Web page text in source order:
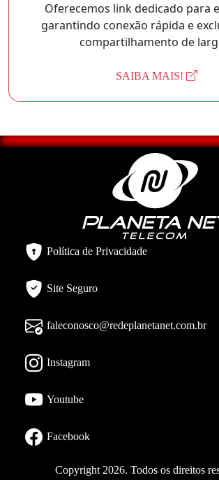
Oferecemos link dedicado para
garantindo conexão rápida e
compartilhamento de
SAIBA MAIS!
Política de Privacidade
Site Seguro
faleconosco@redeplanetanet.com.br
Instagram
Youtube
Facebook
Copyright 2026. Todos os direitos